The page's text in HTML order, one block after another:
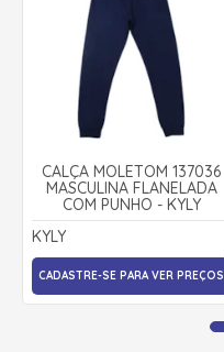
CALÇA MOLETOM 137036
MASCULINA FLANELADA
COM PUNHO - KYLY
KYLY
CADASTRE-SE PARA VER PREÇOS